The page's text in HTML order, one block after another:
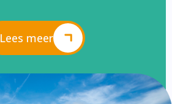
Lees meer